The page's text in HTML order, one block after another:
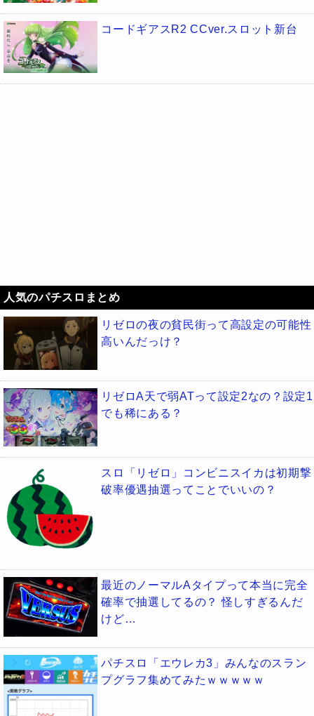
コードギアスR2 CCver.スロット新台
人気のパチスロまとめ
リゼロの夜の貧民街って高設定の可能性
高いんだっけ？
リゼロA天で弱ATって設定2なの？設定1
でも稀にある？
スロ「リゼロ」コンビニスイカは初期撃
破率優遇抽選ってことでいいの？
最近のノーマルAタイプって本当に完全
確率で抽選してるの？ 怪しすぎるんだ
けど…
パチスロ「エウレカ3」みんなのスラン
プグラフ集めてみたｗｗｗｗｗ